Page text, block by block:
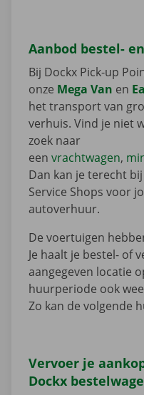
Aanbod bestel-
Bij Dockx Pick-up
onze Mega Van en
het transport van
verhuis. Vind je niet
zoek naar
een vrachtwagen,
Dan kan je terecht
Service Shops voor
autoverhuur.
De voertuigen
Je haalt je bestel- of
aangegeven locatie
huurperiode ook
Zo kan de volgende
Vervoer je
Dockx